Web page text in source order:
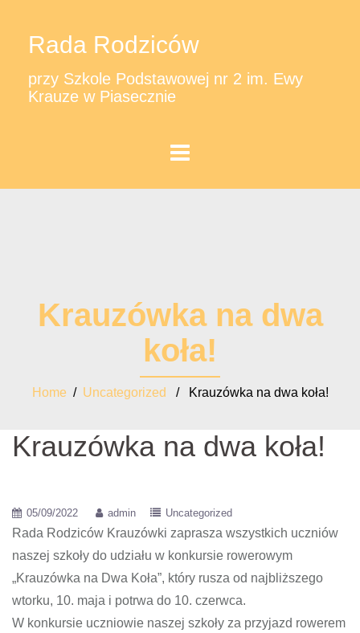
Rada Rodziców
przy Szkole Podstawowej nr 2 im. Ewy
Krauze w Piasecznie
Krauzówka na dwa
koła!
Home / Uncategorized / Krauzówka na dwa koła!
Krauzówka na dwa koła!
05/09/2022 admin Uncategorized
Rada Rodziców Krauzówki zaprasza wszystkich uczniów
naszej szkoły do udziału w konkursie rowerowym
„Krauzówka na Dwa Koła”, który rusza od najbliższego
wtorku, 10. maja i potrwa do 10. czerwca.
W konkursie uczniowie naszej szkoły za przyjazd rowerem